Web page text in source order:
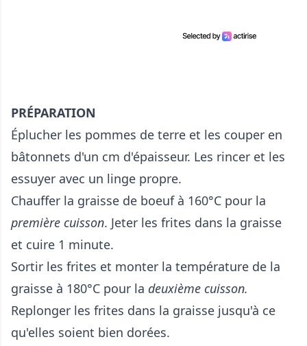
PRÉPARATION
Éplucher les pommes de terre et les couper en
bâtonnets d'un cm d'épaisseur. Les rincer et les
essuyer avec un linge propre.
Chauffer la graisse de boeuf à 160°C pour la
première cuisson. Jeter les frites dans la graisse
et cuire 1 minute.
Sortir les frites et monter la température de la
graisse à 180°C pour la deuxième cuisson.
Replonger les frites dans la graisse jusqu'à ce
qu'elles soient bien dorées.